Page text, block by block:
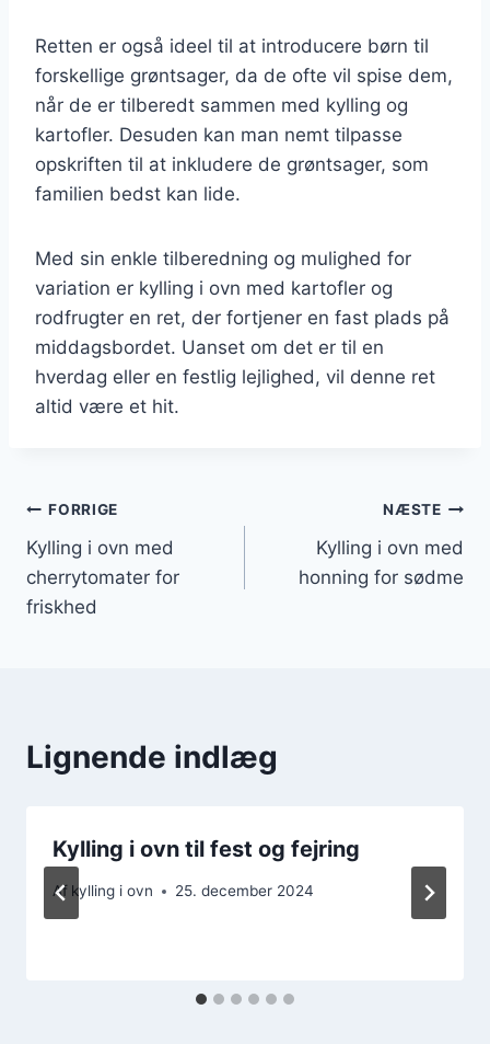
Retten er også ideel til at introducere børn til
forskellige grøntsager, da de ofte vil spise dem,
når de er tilberedt sammen med kylling og
kartofler. Desuden kan man nemt tilpasse
opskriften til at inkludere de grøntsager, som
familien bedst kan lide.
Med sin enkle tilberedning og mulighed for
variation er kylling i ovn med kartofler og
rodfrugter en ret, der fortjener en fast plads på
middagsbordet. Uanset om det er til en
hverdag eller en festlig lejlighed, vil denne ret
altid være et hit.
Indlægsnavigation
FORRIGE
Kylling i ovn med
cherrytomater for
friskhed
NÆSTE
Kylling i ovn med
honning for sødme
Lignende indlæg
Kylling i ovn til fest og fejring
Af kylling i ovn 25. december 2024